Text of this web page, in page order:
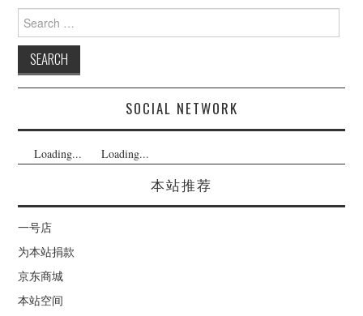
Search
for:
SOCIAL NETWORK
Loading... Loading...
本站推荐
一号店
为本站捐款
京东商城
本站空间